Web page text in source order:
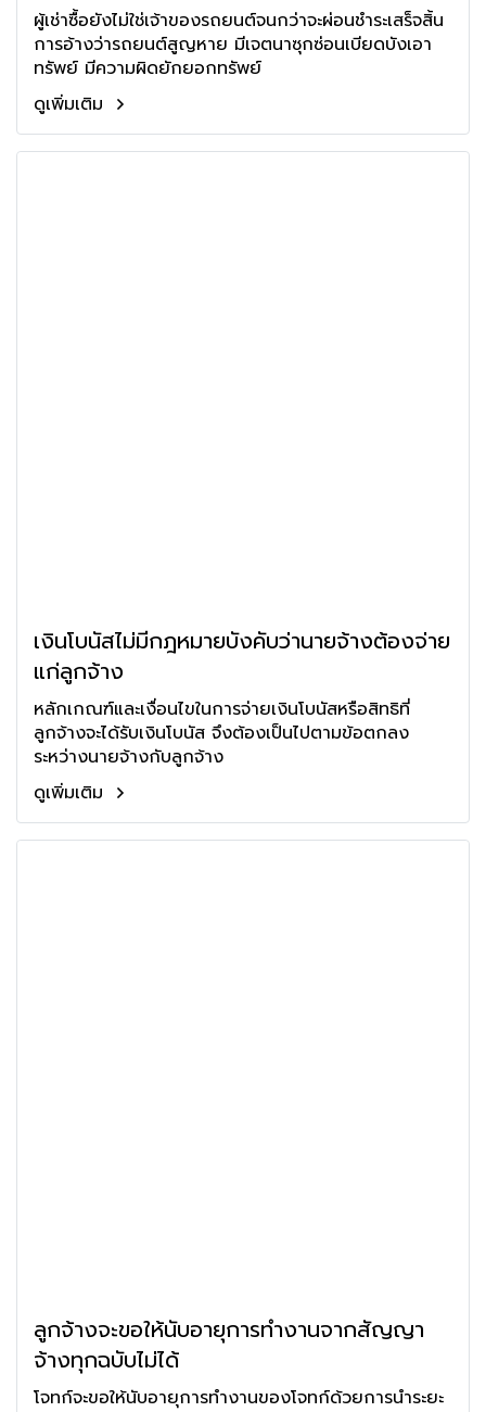
ผู้เช่าซื้อยังไม่ใช่เจ้าของรถยนต์จนกว่าจะผ่อนชำระเสร็จสิ้น
การอ้างว่ารถยนต์สูญหาย มีเจตนาซุกซ่อนเบียดบังเอา
ทรัพย์ มีความผิดยักยอกทรัพย์
ดูเพิ่มเติม
เงินโบนัสไม่มีกฎหมายบังคับว่านายจ้างต้องจ่าย
แก่ลูกจ้าง
หลักเกณฑ์และเงื่อนไขในการจ่ายเงินโบนัสหรือสิทธิที่
ลูกจ้างจะได้รับเงินโบนัส จึงต้องเป็นไปตามข้อตกลง
ระหว่างนายจ้างกับลูกจ้าง
ดูเพิ่มเติม
ลูกจ้างจะขอให้นับอายุการทำงานจากสัญญา
จ้างทุกฉบับไม่ได้
โจทก์จะขอให้นับอายุการทำงานของโจทก์ด้วยการนำระยะ